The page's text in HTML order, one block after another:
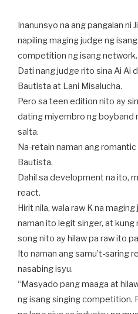
Inanunsyo na ang pangalan ni
napiling maging judge ng
competition ng isang network.
Dati nang judge rito sina Ai Ai
Bautista at Lani Misalucha.
Pero sa teen edition nito ay
dating miyembro ng boyband
salta.
Na-retain naman ang
Bautista.
Dahil sa development na ito,
react.
Hirit nila, wala raw K na
naman ito legit singer, at
song nito ay hilaw pa raw ito
Ito naman ang samu’t-saring
nasabing isyu.
“Masyado pang maaga at
ng isang singing competition.